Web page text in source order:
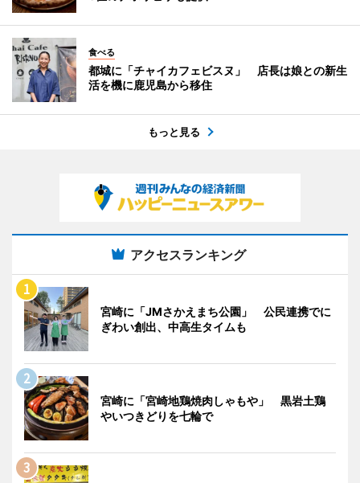
食べる
都城に「チャイカフェビスヌ」 店長は娘との新生
活を機に鹿児島から移住
もっと見る
アクセスランキング
宮崎に「JMさかえまち公園」 公民連携でに
ぎわい創出、中高生タイムも
宮崎に「宮崎地鶏焼肉しゃもや」 黒岩土鶏
やいつきどりを七輪で